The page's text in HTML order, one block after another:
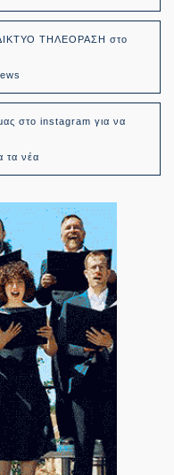
ΔΙΚΤΥΟ ΤΗΛΕΟΡΑΣΗ στο
στο instagram για να
τα νέα